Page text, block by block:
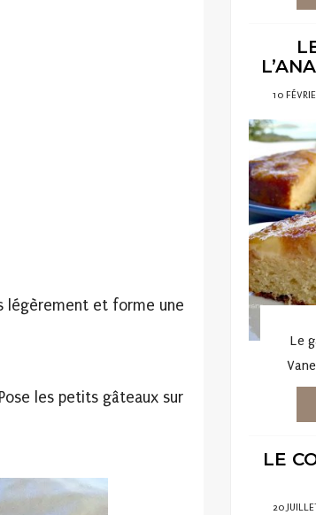
légèrement et forme une
les petits gâteaux sur
POSTED
ON
10
Le
LE
POSTED
20